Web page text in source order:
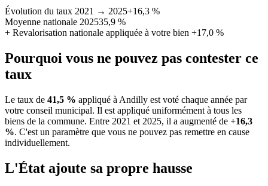
Évolution du taux 2021 → 2025+16,3 %
Moyenne nationale 202535,9 %
+ Revalorisation nationale appliquée à votre bien +17,0 %
Pourquoi vous ne pouvez pas contester ce
taux
Le taux de 41,5 % appliqué à Andilly est voté chaque année par
votre conseil municipal. Il est appliqué uniformément à tous les
biens de la commune. Entre 2021 et 2025, il a augmenté de +16,3
%. C'est un paramètre que vous ne pouvez pas remettre en cause
individuellement.
L'État ajoute sa propre hausse